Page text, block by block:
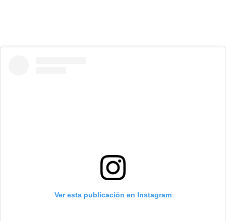
Ver esta publicación en Instagram